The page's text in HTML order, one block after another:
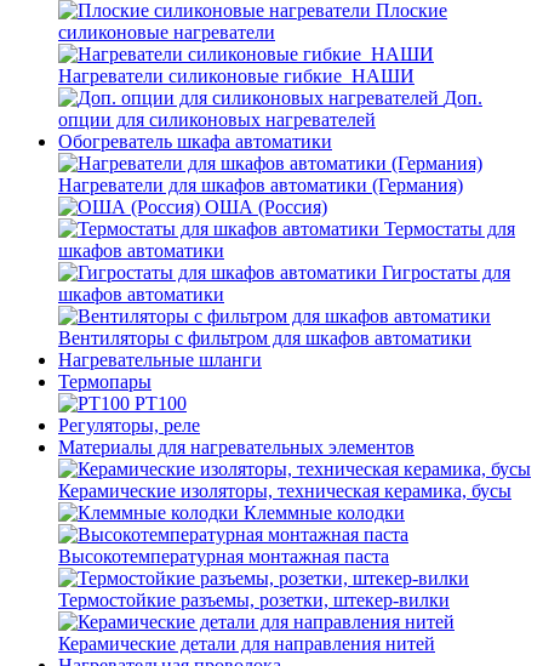
Плоские
силиконовые нагреватели
Нагреватели силиконовые гибкие_НАШИ
Доп.
опции для силиконовых нагревателей
Обогреватель шкафа автоматики
Нагреватели для шкафов автоматики (Германия)
ОША (Россия)
Термостаты для
шкафов автоматики
Гигростаты для
шкафов автоматики
Вентиляторы с фильтром для шкафов автоматики
Нагревательные шланги
Термопары
PT100
Регуляторы, реле
Материалы для нагревательных элементов
Керамические изоляторы, техническая керамика, бусы
Клеммные колодки
Высокотемпературная монтажная паста
Термостойкие разъемы, розетки, штекер-вилки
Керамические детали для направления нитей